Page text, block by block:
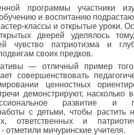
программы участники
и воспитанию
классы и открытые уроки.
дверей уделялось
чувство патриотизма и
своих предков.
— отличный пример
совершенствовать
ценностных
демонстрируют, насколько
развитие и
с детьми, чтобы растить
ответственных и
отметили мичуринские учителя.